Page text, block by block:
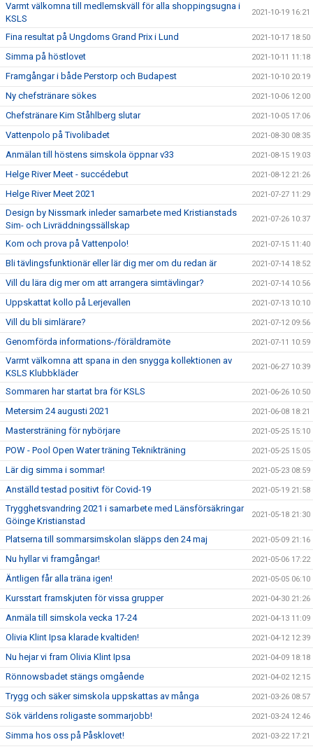
Varmt välkomna till medlemskväll för alla shoppingsugna i
KSLS
2021-10-19 16:21
Fina resultat på Ungdoms Grand Prix i Lund 2021-10-17 18:50
Simma på höstlovet 2021-10-11 11:18
Framgångar i både Perstorp och Budapest 2021-10-10 20:19
Ny chefstränare sökes 2021-10-06 12:00
Chefstränare Kim Ståhlberg slutar 2021-10-05 17:06
Vattenpolo på Tivolibadet 2021-08-30 08:35
Anmälan till höstens simskola öppnar v33 2021-08-15 19:03
Helge River Meet - succédebut 2021-08-12 21:26
Helge River Meet 2021 2021-07-27 11:29
Design by Nissmark inleder samarbete med Kristianstads
Sim- och Livräddningssällskap
2021-07-26 10:37
Kom och prova på Vattenpolo! 2021-07-15 11:40
Bli tävlingsfunktionär eller lär dig mer om du redan är 2021-07-14 18:52
Vill du lära dig mer om att arrangera simtävlingar? 2021-07-14 10:56
Uppskattat kollo på Lerjevallen 2021-07-13 10:10
Vill du bli simlärare? 2021-07-12 09:56
Genomförda informations-/föräldramöte 2021-07-11 10:59
Varmt välkomna att spana in den snygga kollektionen av
KSLS Klubbkläder
2021-06-27 10:39
Sommaren har startat bra för KSLS 2021-06-26 10:50
Metersim 24 augusti 2021 2021-06-08 18:21
Mastersträning för nybörjare 2021-05-25 15:10
POW - Pool Open Water träning Teknikträning 2021-05-25 15:05
Lär dig simma i sommar! 2021-05-23 08:59
Anställd testad positivt för Covid-19 2021-05-19 21:58
Trygghetsvandring 2021 i samarbete med Länsförsäkringar
Göinge Kristianstad
2021-05-18 21:30
Platserna till sommarsimskolan släpps den 24 maj 2021-05-09 21:16
Nu hyllar vi framgångar! 2021-05-06 17:22
Äntligen får alla träna igen! 2021-05-05 06:10
Kursstart framskjuten för vissa grupper 2021-04-30 21:26
Anmäla till simskola vecka 17-24 2021-04-13 11:09
Olivia Klint Ipsa klarade kvaltiden! 2021-04-12 12:39
Nu hejar vi fram Olivia Klint Ipsa 2021-04-09 18:18
Rönnowsbadet stängs omgående 2021-04-02 12:15
Trygg och säker simskola uppskattas av många 2021-03-26 08:57
Sök världens roligaste sommarjobb! 2021-03-24 12:46
Simma hos oss på Påsklovet! 2021-03-22 17:21